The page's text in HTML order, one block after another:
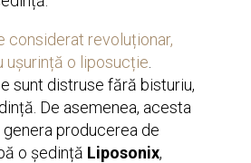
considerat revoluționar,
ușurință o liposucție
sunt distruse fără bisturiu,
De asemenea, acesta
producerea de
o ședință Liposonix,